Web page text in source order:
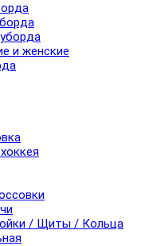
и женские
/ Щиты / Кольца